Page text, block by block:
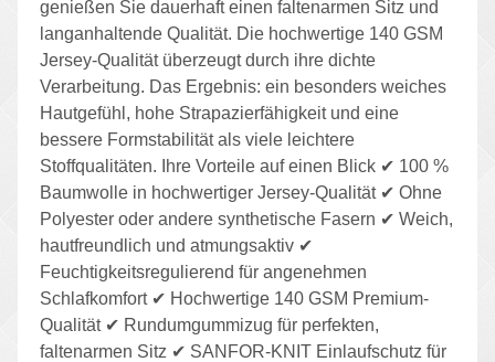
genießen Sie dauerhaft einen faltenarmen Sitz und
langanhaltende Qualität. Die hochwertige 140 GSM
Jersey-Qualität überzeugt durch ihre dichte
Verarbeitung. Das Ergebnis: ein besonders weiches
Hautgefühl, hohe Strapazierfähigkeit und eine
bessere Formstabilität als viele leichtere
Stoffqualitäten. Ihre Vorteile auf einen Blick ✔ 100 %
Baumwolle in hochwertiger Jersey-Qualität ✔ Ohne
Polyester oder andere synthetische Fasern ✔ Weich,
hautfreundlich und atmungsaktiv ✔
Feuchtigkeitsregulierend für angenehmen
Schlafkomfort ✔ Hochwertige 140 GSM Premium-
Qualität ✔ Rundumgummizug für perfekten,
faltenarmen Sitz ✔ SANFOR-KNIT Einlaufschutz für